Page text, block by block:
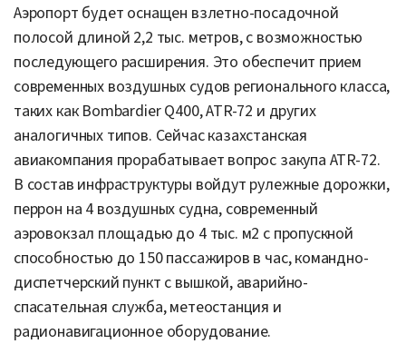
Аэропорт будет оснащен взлетно-посадочной
полосой длиной 2,2 тыс. метров, с возможностью
последующего расширения. Это обеспечит прием
современных воздушных судов регионального класса,
таких как Bombardier Q400, ATR-72 и других
аналогичных типов. Сейчас казахстанская
авиакомпания прорабатывает вопрос закупа ATR-72.
В состав инфраструктуры войдут рулежные дорожки,
перрон на 4 воздушных судна, современный
аэровокзал площадью до 4 тыс. м2 с пропускной
способностью до 150 пассажиров в час, командно-
диспетчерский пункт с вышкой, аварийно-
спасательная служба, метеостанция и
радионавигационное оборудование.